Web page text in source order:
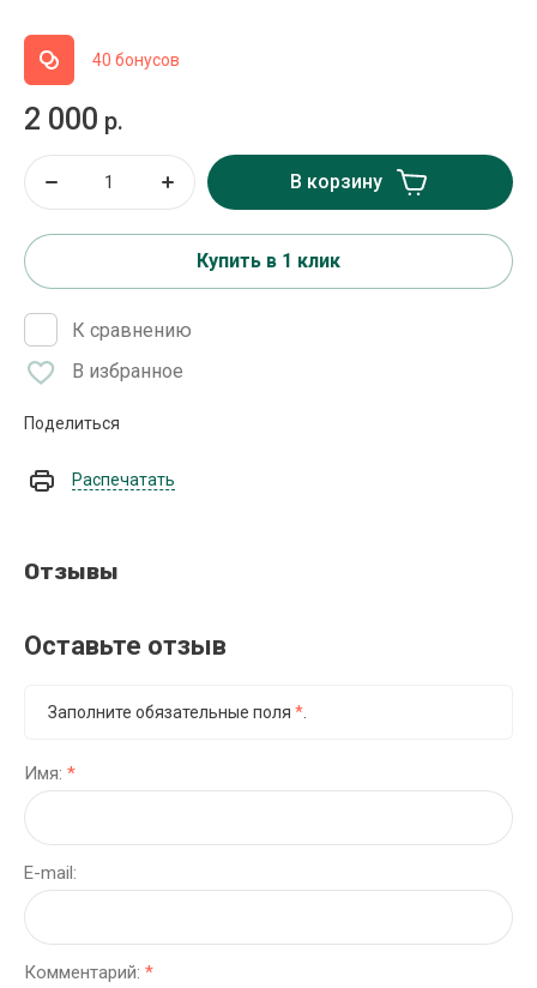
40 бонусов
2 000 р.
В корзину
Купить в 1 клик
К сравнению
В избранное
Поделиться
Распечатать
Отзывы
Оставьте отзыв
Заполните обязательные поля *.
Имя: *
E-mail:
Комментарий: *